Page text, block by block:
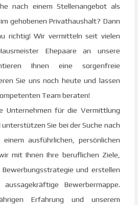
nach einem Stellenangebot als
gehobenen Privathaushalt? Dann
richtig! Wir vermitteln seit vielen
Ehepaare an unsere
Ihnen eine sorgenfreie
Sie uns noch heute und lassen
Team beraten!
Unternehmen für die Vermittlung
Sie bei der Suche nach
ausführlichen, persönlichen
mit Ihnen Ihre beruflichen Ziele,
und erstellen
Bewerbermappe.
Erfahrung und unserem